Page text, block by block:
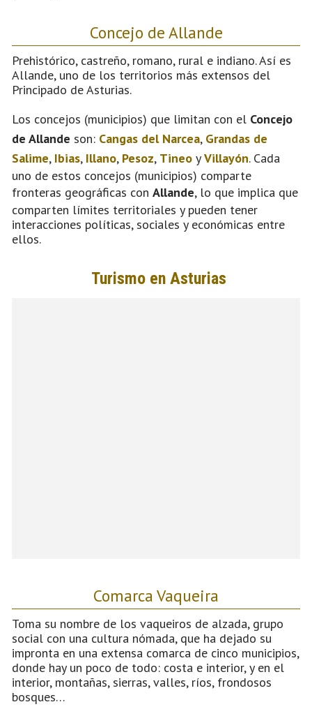
Concejo de Allande
Prehistórico, castreño, romano, rural e indiano. Así es
Allande, uno de los territorios más extensos del
Principado de Asturias.
Los concejos (municipios) que limitan con el Concejo
de Allande son: Cangas del Narcea, Grandas de
Salime, Ibias, Illano, Pesoz, Tineo yVillayón. Cada
uno de estos concejos (municipios) comparte
fronteras geográficas con Allande, lo que implica que
comparten límites territoriales y pueden tener
interacciones políticas, sociales y económicas entre
ellos.
Comarca Vaqueira
Toma su nombre de los vaqueiros de alzada, grupo
social con una cultura nómada, que ha dejado su
impronta en una extensa comarca de cinco municipios,
donde hay un poco de todo: costa e interior, y en el
interior, montañas, sierras, valles, ríos, frondosos
bosques…